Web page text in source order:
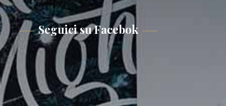
Seguici su Facebok